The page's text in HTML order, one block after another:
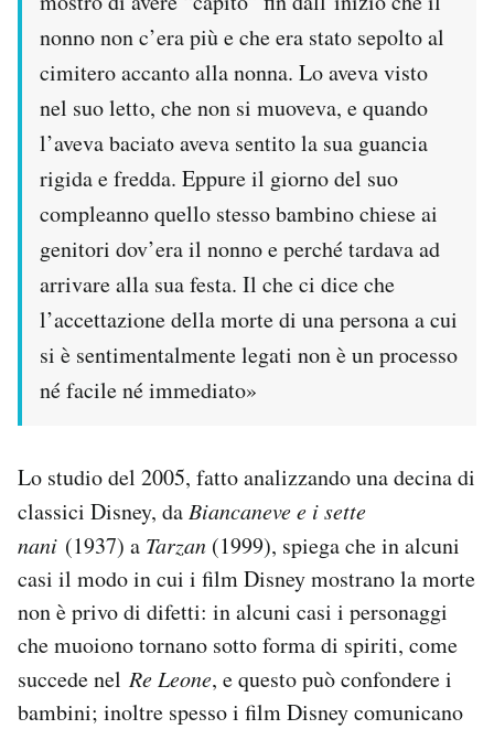
nonno non c’era più e che era stato sepolto al
cimitero accanto alla nonna. Lo aveva visto
nel suo letto, che non si muoveva, e quando
l’aveva baciato aveva sentito la sua guancia
rigida e fredda. Eppure il giorno del suo
compleanno quello stesso bambino chiese ai
genitori dov’era il nonno e perché tardava ad
arrivare alla sua festa. Il che ci dice che
l’accettazione della morte di una persona a cui
si è sentimentalmente legati non è un processo
né facile né immediato»
Lo studio del 2005, fatto analizzando una decina di
classici Disney, daBiancaneve e i sette
nani (1937) a Tarzan (1999), spiega che in alcuni
casi il modo in cui i film Disney mostrano la morte
non è privo di difetti: in alcuni casi i personaggi
che muoiono tornano sotto forma di spiriti, come
succede nel Re Leone, e questo può confondere i
bambini; inoltre spesso i film Disney comunicano